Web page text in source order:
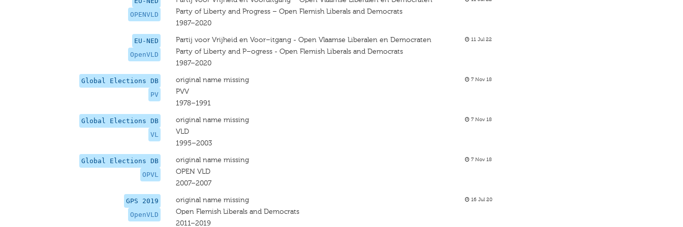
OPENVLD
Party of Liberty and Progress – Open Flemish Liberals and Democrats
1987–2020
EU-NED
OpenVLD
Partij voor Vrijheid en Voor–itgang - Open Vlaamse Liberalen en Democraten
Party of Liberty and P–ogress - Open Flemish Liberals and Democrats
1987–2020
11 Jul 22
Global Elections DB
PV
original name missing
PVV
1978–1991
7 Nov 18
Global Elections DB
VL
original name missing
VLD
1995–2003
7 Nov 18
Global Elections DB
OPVL
original name missing
OPEN VLD
2007–2007
7 Nov 18
GPS 2019
OpenVLD
original name missing
Open Flemish Liberals and Democrats
2011–2019
16 Jul 20